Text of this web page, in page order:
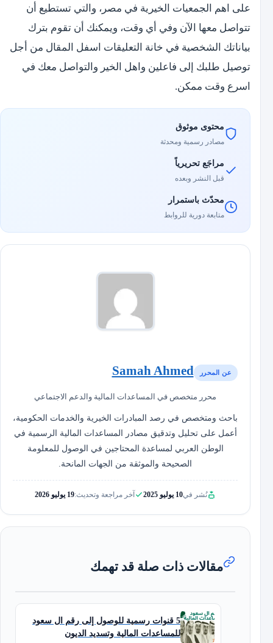
على اهم الجمعيات الخيرية في مصر، والتي تستطيع أن
تتواصل معها الآن وفي أي وقت، ويمكنك أن تقوم بترك
بياناتك الشخصية في خانة التعليقات اسفل المقال من أجل
توصيل طلبك إلى فاعلين واهل الخير والتواصل معك في
اسرع وقت ممكن.
محتوى موثوق
مصادر رسمية ومحدثة
مراجَع تحريرياً
قبل النشر وبعده
محدّث باستمرار
متابعة دورية للروابط
عن المحرر Samah Ahmed
محرر متخصص في المساعدات المالية والدعم الاجتماعي
باحث ومتخصص في رصد المبادرات الخيرية والخدمات الحكومية،
أعمل على تحليل وتدقيق مصادر المساعدات المالية الرسمية في
الوطن العربي لمساعدة المحتاجين في الوصول للمعلومة
الصحيحة والموثقة من الجهات المانحة.
نُشر في10 يوليو 2025 آخر مراجعة وتحديث:19 يوليو 2026
مقالات ذات صلة قد تهمك
5 قنوات رسمية للوصول إلى رقم ال سعود
للمساعدات المالية وتسديد الديون